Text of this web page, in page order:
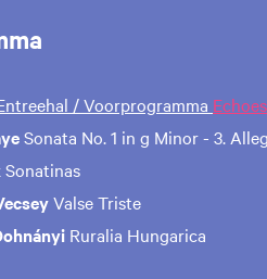
/ Voorprogramma
Sonata No. 1 in g Minor - 3.
Sonatinas
Valse Triste
Ruralia Hungarica